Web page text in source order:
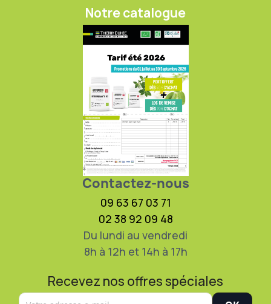
Notre catalogue
Contactez-nous
09 63 67 03 71
02 38 92 09 48
Du lundi au vendredi
8h à 12h et 14h à 17h
Recevez nos offres spéciales